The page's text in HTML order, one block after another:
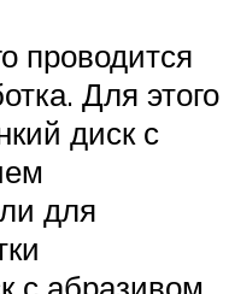
проводится
Для этого
диск с
для